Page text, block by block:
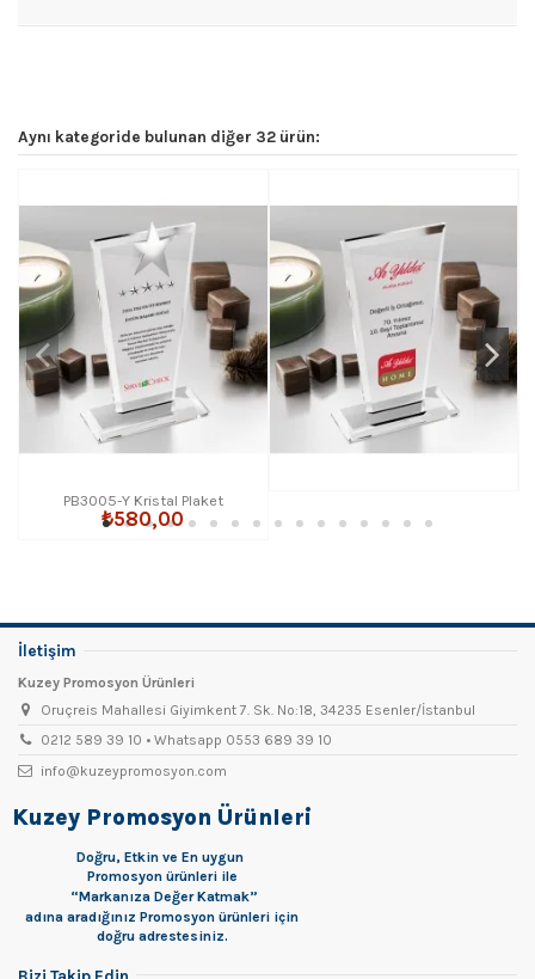
Aynı kategoride bulunan diğer 32 ürün:
PB3005-Y Kristal Plaket
₺580,00
İletişim
Kuzey Promosyon Ürünleri
Oruçreis Mahallesi Giyimkent 7. Sk. No:18, 34235 Esenler/İstanbul
0212 589 39 10 • Whatsapp 0553 689 39 10
info@kuzeypromosyon.com
Kuzey Promosyon Ürünleri
Doğru, Etkin ve En uygun
Promosyon ürünleri ile
“Markanıza Değer Katmak”
adına aradığınız Promosyon ürünleri için
doğru adrestesiniz.
Bizi Takip Edin